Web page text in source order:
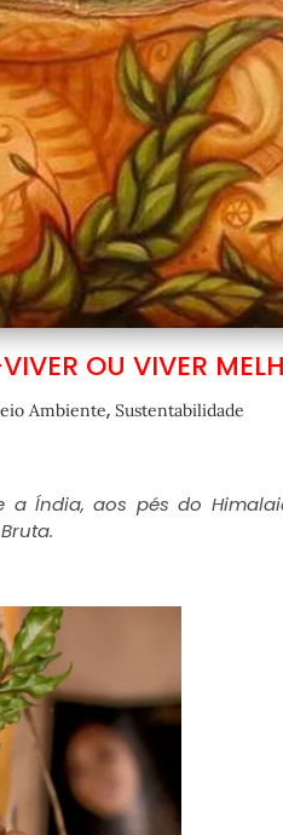
OU VIVER
Ambiente, Sustentabilidade
Índia, aos pés do
.